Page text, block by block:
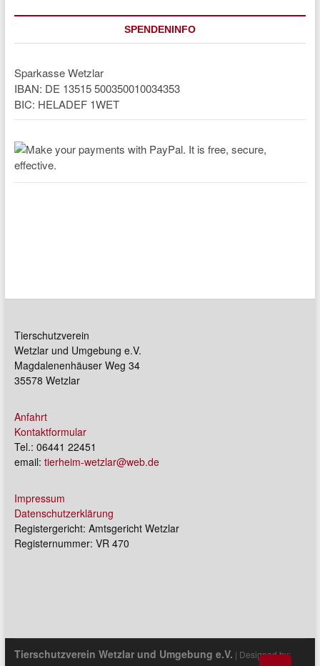
SPENDENINFO
Sparkasse Wetzlar
IBAN: DE 13515 500350010034353
BIC: HELADEF 1WET
Tierschutzverein
Wetzlar und Umgebung e.V.
Magdalenenhäuser Weg 34
35578 Wetzlar
Anfahrt
Kontaktformular
Tel.: 06441 22451
email: tierheim-wetzlar@web.de
Impressum
Datenschutzerklärung
Registergericht: Amtsgericht Wetzlar
Registernummer: VR 470
Tierschutzverein Wetzlar und Umgebung e.V. | Designed by: